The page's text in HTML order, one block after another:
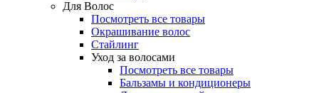
Для Волос
Посмотреть все товары
Окрашивание волос
Стайлинг
Уход за волосами
Посмотреть все товары
Бальзамы и кондиционеры